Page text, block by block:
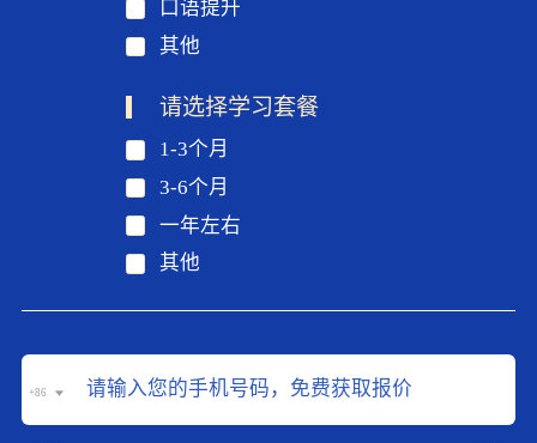
口语提升
其他
请选择学习套餐
1-3个月
3-6个月
一年左右
其他
+86